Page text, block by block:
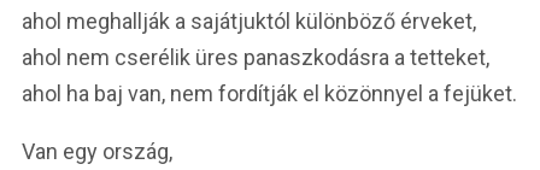
ahol meghallják a sajátjuktól különböző érveket,
ahol nem cserélik üres panaszkodásra a tetteket,
ahol ha baj van, nem fordítják el közönnyel a fejüket.
Van egy ország,